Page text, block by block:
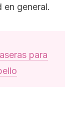
en general.
para